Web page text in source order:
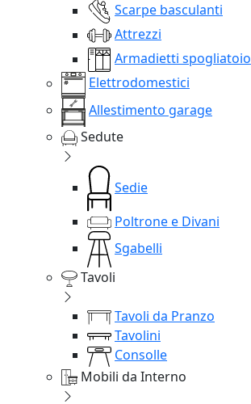
Scarpe basculanti
Attrezzi
Armadietti spogliatoio
Elettrodomestici
Allestimento garage
Sedute
Sedie
Poltrone e Divani
Sgabelli
Tavoli
Tavoli da Pranzo
Tavolini
Consolle
Mobili da Interno